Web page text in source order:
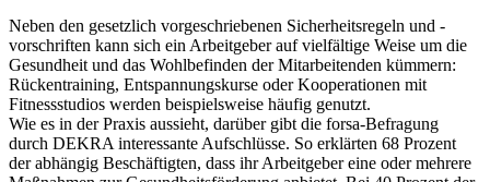
Neben den gesetzlich vorgeschriebenen Sicherheitsregeln und -
vorschriften kann sich ein Arbeitgeber auf vielfältige Weise um die
Gesundheit und das Wohlbefinden der Mitarbeitenden kümmern:
Rückentraining, Entspannungskurse oder Kooperationen mit
Fitnessstudios werden beispielsweise häufig genutzt.
Wie es in der Praxis aussieht, darüber gibt die forsa-Befragung
durch DEKRA interessante Aufschlüsse. So erklärten 68 Prozent
der abhängig Beschäftigten, dass ihr Arbeitgeber eine oder mehrere